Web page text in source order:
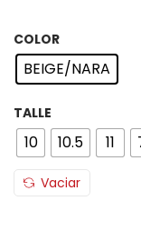
COLOR
BEIGE/NARA
TALLE
10 10.5 11
Vaciar